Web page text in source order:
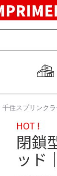
住スプリンク
HOT !
閉鎖
ッド